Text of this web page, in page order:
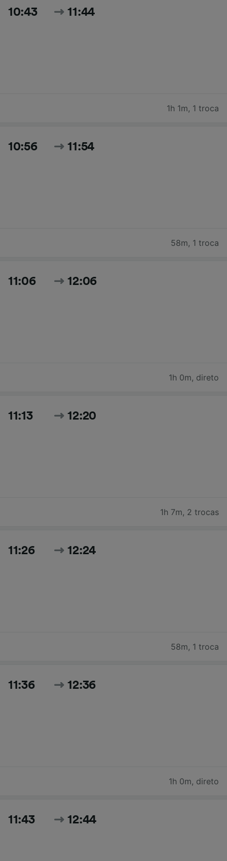
10:43 11:44
1h 1m, 1 troca
10:56 11:54
58m, 1 troca
11:06 12:06
1h 0m, direto
11:13 12:20
1h 7m, 2 trocas
11:26 12:24
58m, 1 troca
11:36 12:36
1h 0m, direto
11:43 12:44